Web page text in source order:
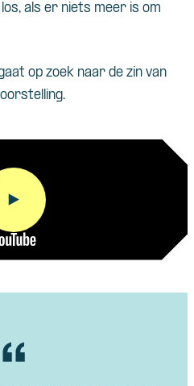
als er niets meer is om
op zoek naar de zin van